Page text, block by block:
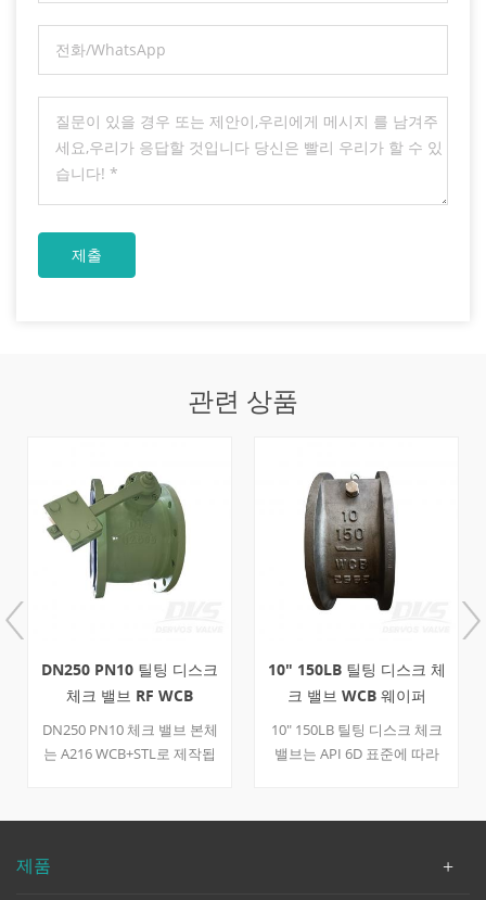
관련 상품
디스크
밸브 본체
로 제작됩
모드는
10" 150LB 틸팅 디스크 체
크 밸브 WCB 웨이퍼
API6D
10" 150LB 틸팅 디스크 체크
밸브는 API 6D 표준에 따라
되었습니다. 사판형의 구조적
DN800 PN40 버터
형 비충격 체크 밸브
282 EF
DN800 PN40 버터플
무충격 체크 밸브는
질이며, 유압 실린더
징을 가지고 있습니
제품